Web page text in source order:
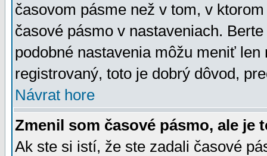
časovom pásme než v tom, v
časové pásmo v nastaveniach.
podobné nastavenia môžu meniť
registrovaný, toto je dobrý dôvod,
Návrat hore
Zmenil som časové pásmo, ale je
Ak ste si istí, že ste zadali časové